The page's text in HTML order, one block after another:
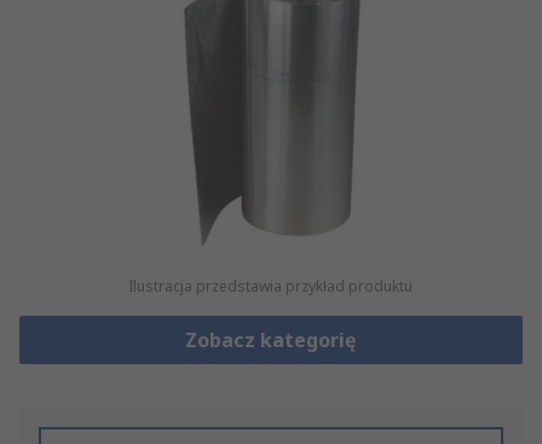
Ilustracja przedstawia przykład produktu
Zobacz kategorię